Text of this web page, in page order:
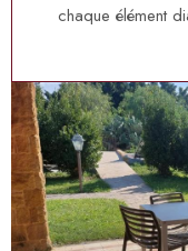
chaque élément